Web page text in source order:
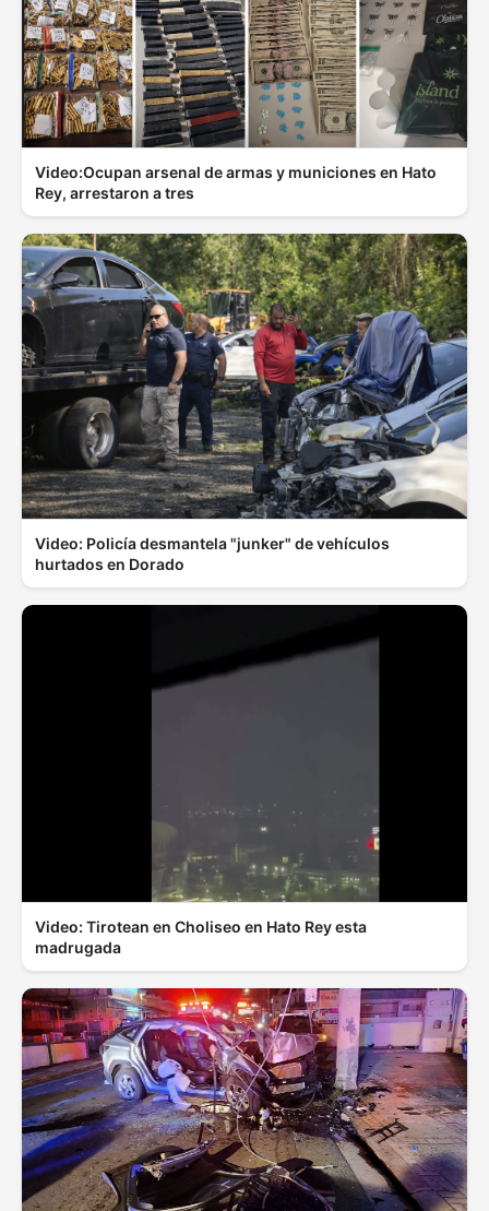
Video:Ocupan arsenal de armas y municiones en Hato
Rey, arrestaron a tres
Video: Policía desmantela "junker" de vehículos
hurtados en Dorado
Video: Tirotean en Choliseo en Hato Rey esta
madrugada